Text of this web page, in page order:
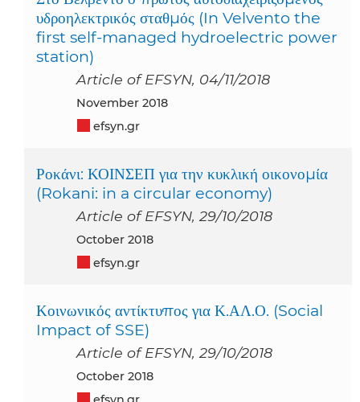
υδροηλεκτρικός σταθμός (In Velvento the
first self-managed hydroelectric power
station)
Article of EFSYN, 04/11/2018
November 2018
efsyn.gr
Ροκάνι: ΚΟΙΝΣΕΠ για την κυκλική οικονομία
(Rokani: in a circular economy)
Article of EFSYN, 29/10/2018
October 2018
efsyn.gr
Κοινωνικός αντίκτυπος για Κ.ΑΛ.Ο. (Social
Impact of SSE)
Article of EFSYN, 29/10/2018
October 2018